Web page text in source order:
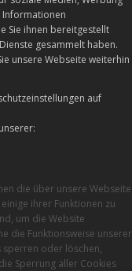
Informationen
Sie ihnen bereitgestellt
gesammelt haben.
unsere Webseite weiterhin
auf
die über unsere Webseite
ihrer Funktionen zu
um die Website
die Funktionsweise unserer
sperren oder löschen,
Sperrung aller Cookies